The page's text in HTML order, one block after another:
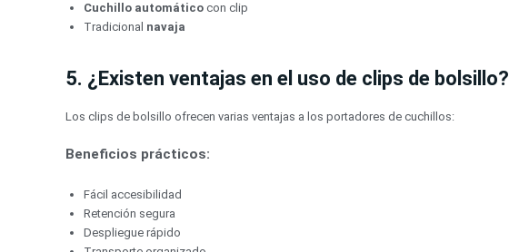
Cuchillo automático con clip
Tradicional navaja
5. ¿Existen ventajas en el uso de clips de bolsillo?
Los clips de bolsillo ofrecen varias ventajas a los portadores de cuchillos:
Beneficios prácticos:
Fácil accesibilidad
Retención segura
Despliegue rápido